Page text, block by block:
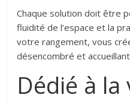
Chaque solution doit être
fluidité de l’espace et la
votre rangement, vous
désencombré et
Dédié à